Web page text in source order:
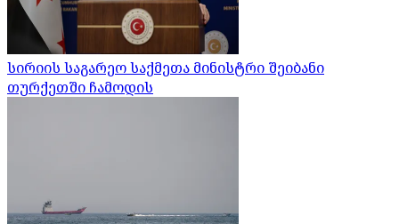
სირიის საგარეო საქმეთა მინისტრი შეიბანი
თურქეთში ჩამოდის